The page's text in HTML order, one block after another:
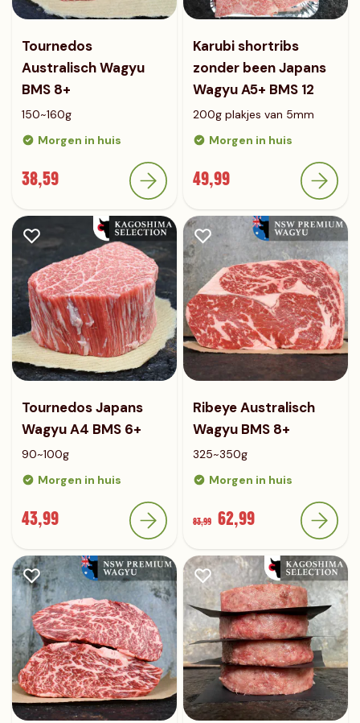
Tournedos
Australisch Wagyu
BMS 8+
150~160g
Morgen in huis
38,59
Karubi shortribs
zonder been Japans
Wagyu A5+ BMS 12
200g plakjes van 5mm
Morgen in huis
49,99
Tournedos Japans
Wagyu A4 BMS 6+
90~100g
Morgen in huis
43,99
Ribeye Australisch
Wagyu BMS 8+
325~350g
Morgen in huis
83,99 62,99